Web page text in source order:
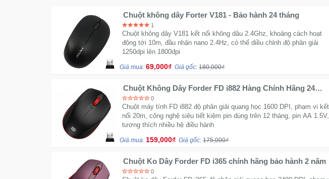
Chuột không dây Forter V181 - Bảo hành 24 tháng
1
Chuột không dây V181 kết nối không dâu 2.4Ghz, khoảng cách hoạt
động tới 10m, đầu nhận nano 2.4Hz, có thể diều chỉnh độ phân giải
1250dpi lên 1800dpi
Giá mua: 69,000₫ Giá gốc: 180,000₫
Chuột Không Dây Forder FD i882 Hàng Chính Hãng 24
tháng bảo hành
0
Chuột máy tính FD i882 độ phân giải quang học 1600 DPI, phạm vi kết
nối 20m, công nghệ siêu tiết kiệm pin dùng trên 12 tháng, pin AA 1.5V,
tương thích nhiều hệ điều hành
Giá mua: 159,000₫ Giá gốc: 175,000₫
Chuột Ko Dây Forder FD i365 chính hãng bảo hành 2 năm
0